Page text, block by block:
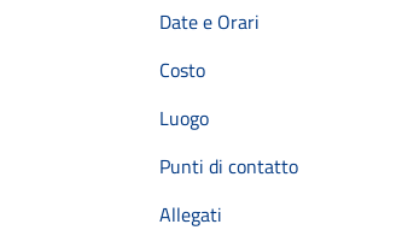
Date e Orari
Costo
Luogo
Punti di contatto
Allegati